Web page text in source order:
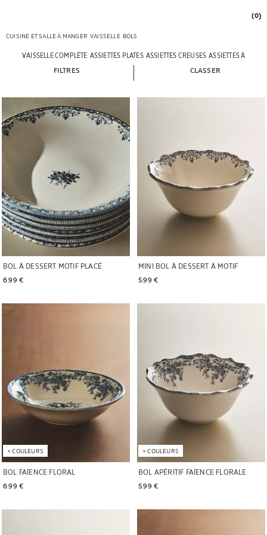
(0)
CUISINE ET SALLE À MANGER VAISSELLE BOLS
VAISSELLE COMPLÈTE ASSIETTES PLATES ASSIETTES CREUSES ASSIETTES À
FILTRES CLASSER
BOL À DESSERT MOTIF PLACÉ
6.99 €
Image changée en 1 de 5
MINI BOL À DESSERT À MOTIF
5.99 €
Image changée en 1 de 5
BOL FAÏENCE FLORAL
6.99 €
+COULEURS
Image changée en 1 de 6
BOL APÉRITIF FAÏENCE FLORALE
5.99 €
+COULEURS
Image changée en 1 de 6
Image changée en 1 de 6 Image changée en 1 de 6